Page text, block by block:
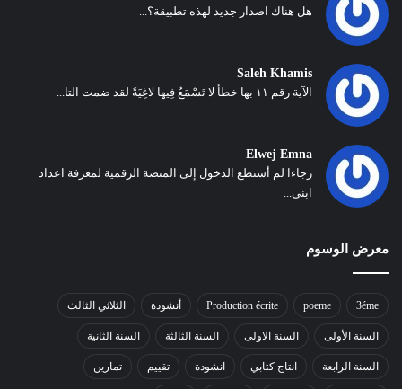
هل هناك اصدار جديد لهذه تطبيقة؟...
Saleh Khamis
الآية رقم ١١ بها خطأ لا تَسْمَعُ فِيها لاغِيَةً لقد ضمت التا...
Elwej Emna
رجاءا لم أستطع الدخول إلى المنصة الرقمية لمعرفة اعداد
ابني...
معرض الوسوم
3éme
poeme
Production écrite أنشودة الثلاثي الثالث
السنة الأولى السنة الاولى السنة الثالثة السنة الثانية
السنة الرابعة انتاج كتابي انشودة تقييم تمارين